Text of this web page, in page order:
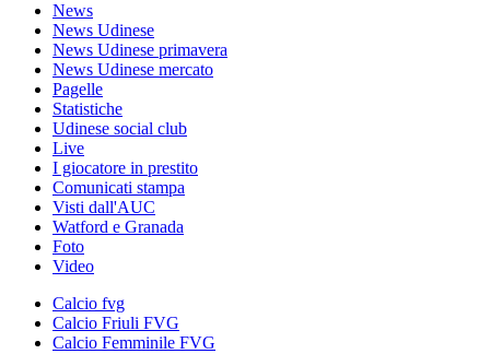
News
News Udinese
News Udinese primavera
News Udinese mercato
Pagelle
Statistiche
Udinese social club
Live
I giocatore in prestito
Comunicati stampa
Visti dall'AUC
Watford e Granada
Foto
Video
Calcio fvg
Calcio Friuli FVG
Calcio Femminile FVG